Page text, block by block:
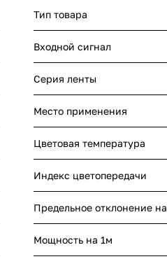
Тип товара
Входной сигнал
Серия ленты
Место применения
Цветовая температура
Индекс цветопередачи
Предельное отклонение
Мощность на 1м